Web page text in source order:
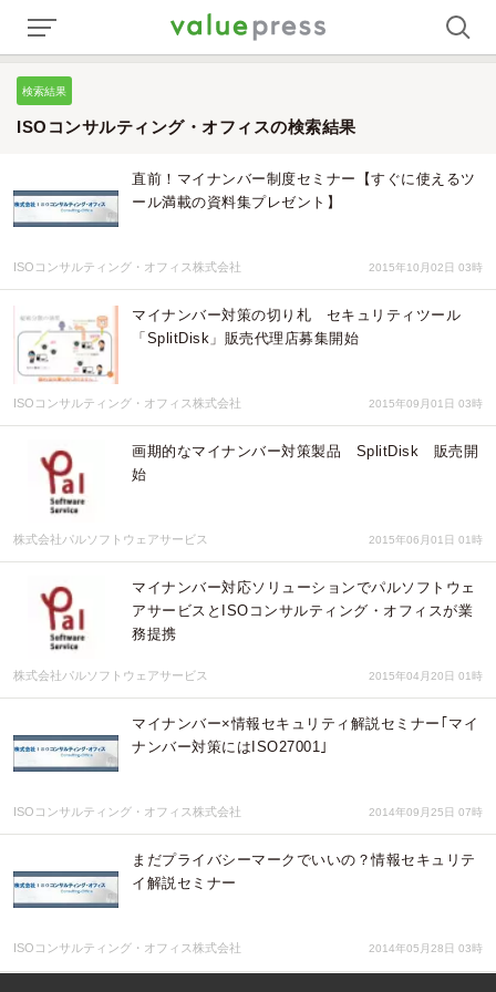
検索結果
ISOコンサルティング・オフィスの検索結果
直前！マイナンバー制度セミナー【すぐに使えるツ
ール満載の資料集プレゼント】
ISOコンサルティング・オフィス株式会社 2015年10月02日 03時
マイナンバー対策の切り札 セキュリティツール
「SplitDisk」販売代理店募集開始
ISOコンサルティング・オフィス株式会社 2015年09月01日 03時
画期的なマイナンバー対策製品 SplitDisk 販売開
始
株式会社パルソフトウェアサービス 2015年06月01日 01時
マイナンバー対応ソリューションでパルソフトウェ
アサービスとISOコンサルティング・オフィスが業
務提携
株式会社パルソフトウェアサービス 2015年04月20日 01時
マイナンバー×情報セキュリティ解説セミナー｢マイ
ナンバー対策にはISO27001｣
ISOコンサルティング・オフィス株式会社 2014年09月25日 07時
まだプライバシーマークでいいの？情報セキュリテ
イ解説セミナー
ISOコンサルティング・オフィス株式会社 2014年05月28日 03時